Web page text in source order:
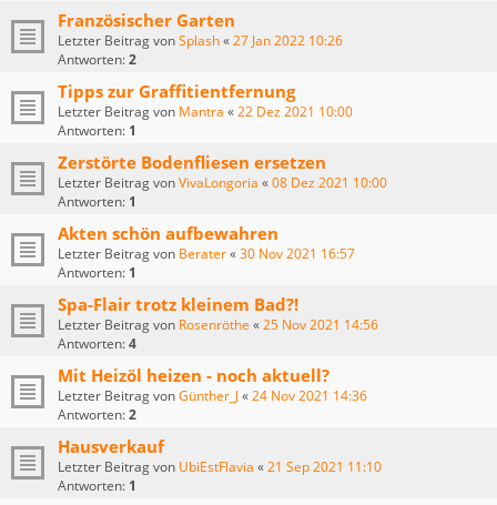
Französischer Garten
Letzter Beitrag vonSplash«27 Jan 2022 10:26
Antworten:2
Tipps zur Graffitientfernung
Letzter Beitrag von Mantra «22 Dez 2021 10:00
Antworten: 1
Zerstörte Bodenfliesen ersetzen
Letzter Beitrag vonVivaLongoria «08 Dez 2021 10:00
Antworten: 1
Akten schön aufbewahren
Letzter Beitrag von Berater«30 Nov 2021 16:57
Antworten: 1
Spa-Flair trotz kleinem Bad?!
Letzter Beitrag von Rosenröthe «25 Nov 2021 14:56
Antworten:4
Mit Heizöl heizen - noch aktuell?
Letzter Beitrag vonGünther_J«24 Nov 2021 14:36
Antworten:2
Hausverkauf
Letzter Beitrag von UbiEstFlavia «21 Sep 2021 11:10
Antworten: 1